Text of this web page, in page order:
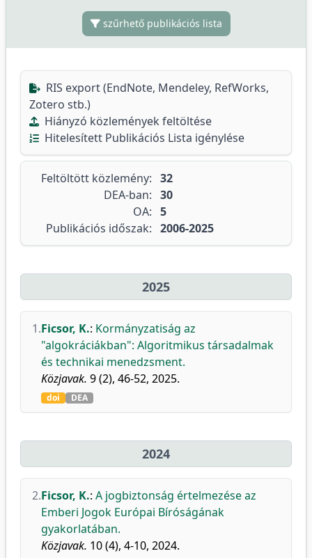
szűrhető publikációs lista
RIS export (EndNote, Mendeley, RefWorks,
Zotero stb.)
Hiányzó közlemények feltöltése
Hitelesített Publikációs Lista igénylése
Feltöltött közlemény: 32
DEA-ban: 30
OA: 5
Publikációs időszak: 2006-2025
2025
1.Ficsor, K.: Kormányzatiság az
"algokráciákban": Algoritmikus társadalmak
és technikai menedzsment.
Közjavak. 9 (2), 46-52, 2025.
doi DEA
2024
2.Ficsor, K.: A jogbiztonság értelmezése az
Emberi Jogok Európai Bíróságának
gyakorlatában.
Közjavak. 10 (4), 4-10, 2024.